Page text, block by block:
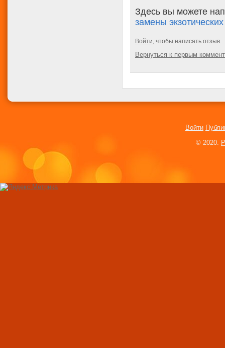
Здесь вы можете
замены
Войти, чтобы написать отзыв.
Вернуться к первым
Войти
© 2020.